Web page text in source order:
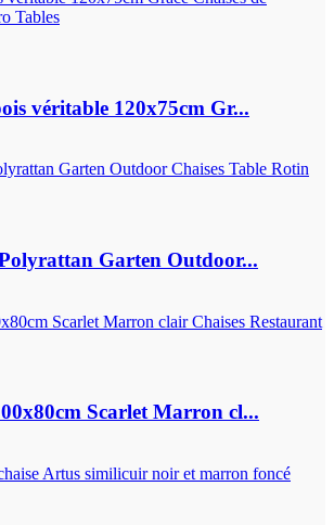
véritable 120x75cm Gr...
Garten Outdoor...
Scarlet Marron cl...